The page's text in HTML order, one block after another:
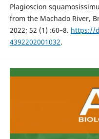
Plagioscion
from the Machado River,
2022; 52 (1) :60–8. https://
4392202001032.